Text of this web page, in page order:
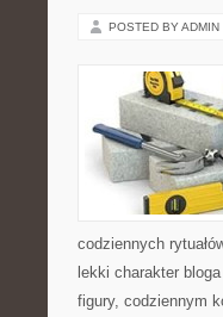
POSTED BY ADMIN
codziennych
lekki charakter
figury, codziennym